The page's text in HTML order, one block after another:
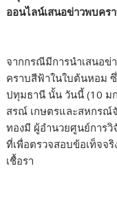
ออนไลน์เสนอข่าวพบคร
จากกรณีมีการนำเสนอข่
คราบสีฟ้าในใบต้นหอม
ปทุมธานี นั้น วันนี้ (10
สรณ์ เกษตรและสหกรณ์
ทองมี ผู้อำนวยศูนย์การ
ที่เพื่อตรวจสอบข้อเท็จจ
เชื้อรา